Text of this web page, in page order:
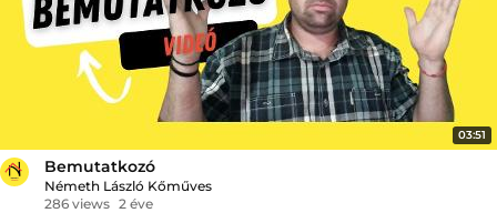
03:51
Bemutatkozó
Németh László Kőműves
286 views 2 éve